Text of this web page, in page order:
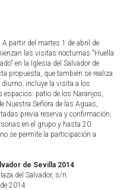
. A partir del martes 1 de abril de
las visitas nocturnas "Huella
en la Iglesia del Salvador de
propuesta, que también se realiza
diurno, incluye la visita a los
espacios: patio de los Naranjos,
Nuestra Señora de las Aguas,
previa reserva y confirmación,
en el grupo y hasta 20.
se permite la participación a
de Sevilla 2014
del Salvador, s/n.
2014.